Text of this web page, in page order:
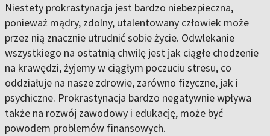
Niestety prokrastynacja jest bardzo niebezpieczna,
ponieważ mądry, zdolny, utalentowany człowiek może
przez nią znacznie utrudnić sobie życie. Odwlekanie
wszystkiego na ostatnią chwilę jest jak ciągłe chodzenie
na krawędzi, żyjemy w ciągłym poczuciu stresu, co
oddziałuje na nasze zdrowie, zarówno fizyczne, jak i
psychiczne. Prokrastynacja bardzo negatywnie wpływa
także na rozwój zawodowy i edukację, może być
powodem problemów finansowych.